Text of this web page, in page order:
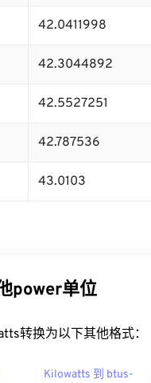
42.0411998
42.3044892
42.5527251
42.787536
43.0103
power单位
转换为以下其他格式：
Kilowatts 到 btus-